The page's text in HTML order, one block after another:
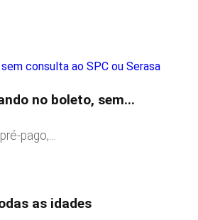
no boleto, sem...
pago,...
as idades